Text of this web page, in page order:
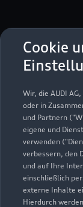
Cookie
Wir, die AUDI
oder in
und Partnern
eigene und
verwenden
verbessern, den
und auf Ihre
einschließlich
externe Inhalte
Hierdurch
Auf der
57392
02972